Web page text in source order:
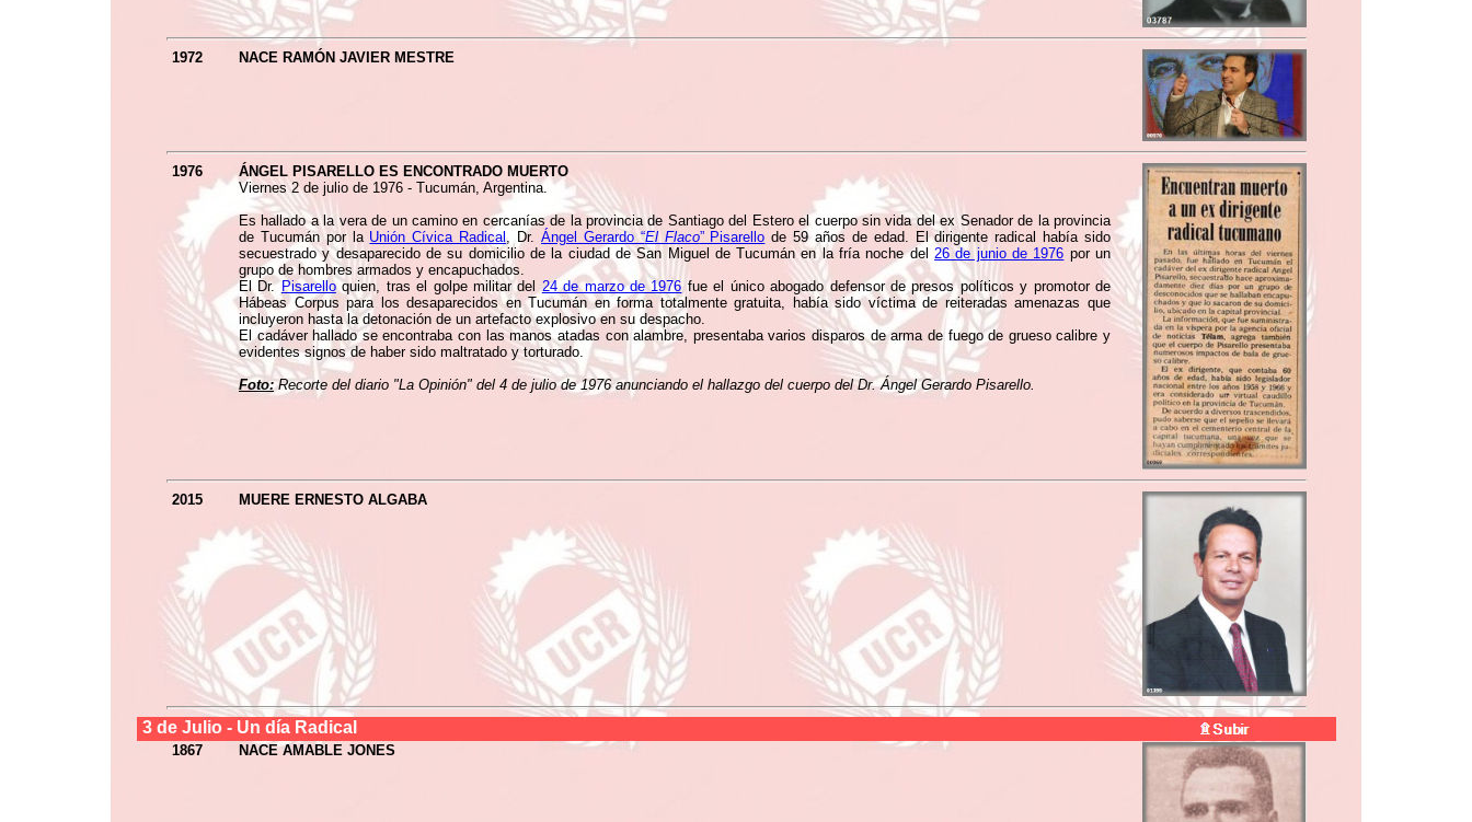
1972 NACE RAMÓN JAVIER MESTRE
1976
ÁNGEL PISARELLO ES ENCONTRADO MUERTO
Viernes 2 de julio de 1976 - Tucumán, Argentina.
Es hallado a la vera de un camino en cercanías de la provincia de Santiago del Estero el cuerpo sin vida del ex Senador de la provincia
de Tucumán por la Unión Cívica Radical, Dr. Ángel Gerardo “El Flaco” Pisarello de 59 años de edad. El dirigente radical había sido
secuestrado y desaparecido de su domicilio de la ciudad de San Miguel de Tucumán en la fría noche del26 de junio de 1976 por un
grupo de hombres armados y encapuchados.
El Dr. Pisarelloquien, tras el golpe militar del24 de marzo de 1976fue el único abogado defensor de presos políticos y promotor de
Hábeas Corpus para los desaparecidos en Tucumán en forma totalmente gratuita, había sido víctima de reiteradas amenazas que
incluyeron hasta la detonación de un artefacto explosivo en su despacho.
El cadáver hallado se encontraba con las manos atadas con alambre, presentaba varios disparos de arma de fuego de grueso calibre y
evidentes signos de haber sido maltratado y torturado.
Foto:Recorte del diario "La Opinión" del 4 de julio de 1976 anunciando el hallazgo del cuerpo del Dr. Ángel Gerardo Pisarello.
2015 MUERE ERNESTO ALGABA
3 de Julio - Un día Radical
1867 NACE AMABLE JONES